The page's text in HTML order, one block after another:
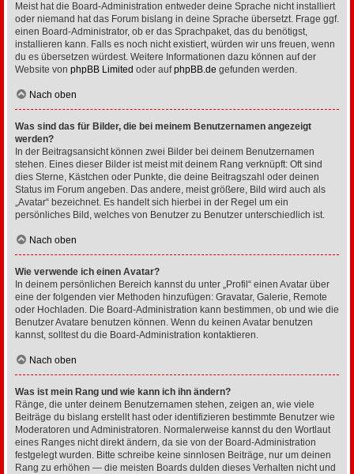
Meist hat die Board-Administration entweder deine Sprache nicht installiert
oder niemand hat das Forum bislang in deine Sprache übersetzt. Frage ggf.
einen Board-Administrator, ob er das Sprachpaket, das du benötigst,
installieren kann. Falls es noch nicht existiert, würden wir uns freuen, wenn
du es übersetzen würdest. Weitere Informationen dazu können auf der
Website von phpBB Limited oder aufphpBB.de gefunden werden.
Nach oben
Was sind das für Bilder, die bei meinem Benutzernamen angezeigt
werden?
In der Beitragsansicht können zwei Bilder bei deinem Benutzernamen
stehen. Eines dieser Bilder ist meist mit deinem Rang verknüpft: Oft sind
dies Sterne, Kästchen oder Punkte, die deine Beitragszahl oder deinen
Status im Forum angeben. Das andere, meist größere, Bild wird auch als
„Avatar“ bezeichnet. Es handelt sich hierbei in der Regel um ein
persönliches Bild, welches von Benutzer zu Benutzer unterschiedlich ist.
Nach oben
Wie verwende ich einen Avatar?
In deinem persönlichen Bereich kannst du unter „Profil“ einen Avatar über
eine der folgenden vier Methoden hinzufügen: Gravatar, Galerie, Remote
oder Hochladen. Die Board-Administration kann bestimmen, ob und wie die
Benutzer Avatare benutzen können. Wenn du keinen Avatar benutzen
kannst, solltest du die Board-Administration kontaktieren.
Nach oben
Was ist mein Rang und wie kann ich ihn ändern?
Ränge, die unter deinem Benutzernamen stehen, zeigen an, wie viele
Beiträge du bislang erstellt hast oder identifizieren bestimmte Benutzer wie
Moderatoren und Administratoren. Normalerweise kannst du den Wortlaut
eines Ranges nicht direkt ändern, da sie von der Board-Administration
festgelegt wurden. Bitte schreibe keine sinnlosen Beiträge, nur um deinen
Rang zu erhöhen — die meisten Boards dulden dieses Verhalten nicht und